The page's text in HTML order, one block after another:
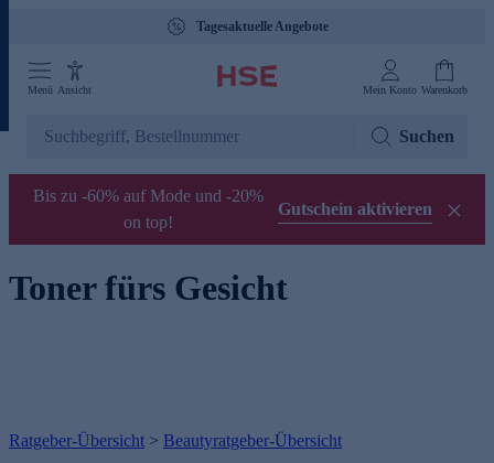
Tagesaktuelle Angebote
Menü Ansicht Mein Konto Warenkorb
Suchen
Bis zu -60% auf Mode und -20%
on top!
Gutschein aktivieren
Toner fürs Gesicht
Ratgeber-Übersicht > Beautyratgeber-Übersicht